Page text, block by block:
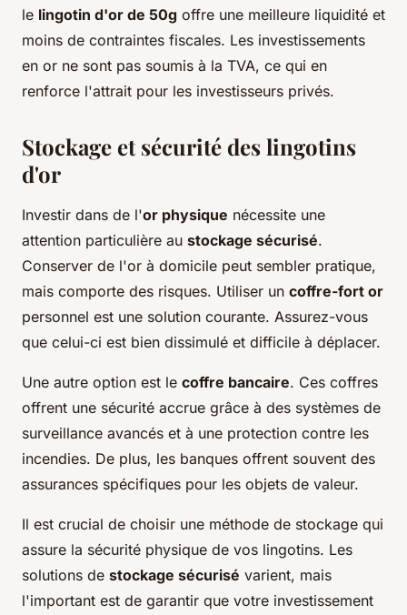
le lingotin d'or de 50g offre une meilleure liquidité et
moins de contraintes fiscales. Les investissements
en or ne sont pas soumis à la TVA, ce qui en
renforce l'attrait pour les investisseurs privés.
Stockage et sécurité des lingotins
d'or
Investir dans de l'or physique nécessite une
attention particulière au stockage sécurisé.
Conserver de l'or à domicile peut sembler pratique,
mais comporte des risques. Utiliser un coffre-fort or
personnel est une solution courante. Assurez-vous
que celui-ci est bien dissimulé et difficile à déplacer.
Une autre option est le coffre bancaire. Ces coffres
offrent une sécurité accrue grâce à des systèmes de
surveillance avancés et à une protection contre les
incendies. De plus, les banques offrent souvent des
assurances spécifiques pour les objets de valeur.
Il est crucial de choisir une méthode de stockage qui
assure la sécurité physique de vos lingotins. Les
solutions de stockage sécurisé varient, mais
l'important est de garantir que votre investissement